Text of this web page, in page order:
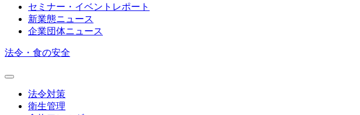
セミナー・イベントレポート
新業態ニュース
企業団体ニュース
法令・食の安全
法令対策
衛生管理